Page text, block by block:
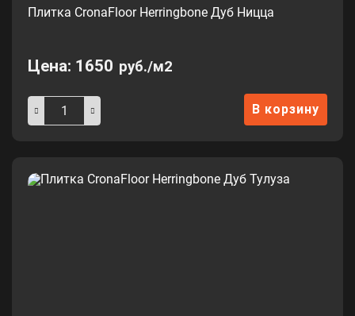
Плитка CronaFloor Herringbone Дуб Ницца
Цена: 1650 руб./м2
В корзину